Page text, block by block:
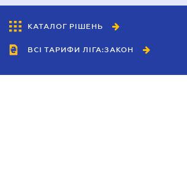
КАТАЛОГ РІШЕНЬ
ВСІ ТАРИФИ ЛІГА:ЗАКОН